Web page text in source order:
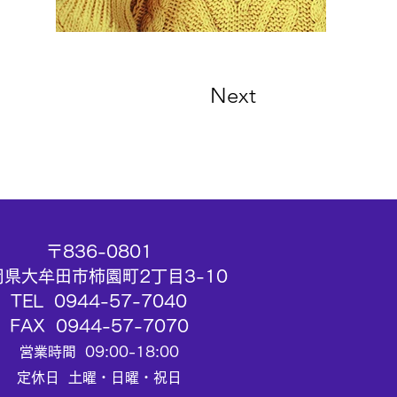
Next
〒836-0801
県大牟田市柿園町2丁目3-10
TEL 0944-57-7040
FAX 0944-57-7070
営業時間 09:00-18:00
定休日 土曜・日曜・祝日